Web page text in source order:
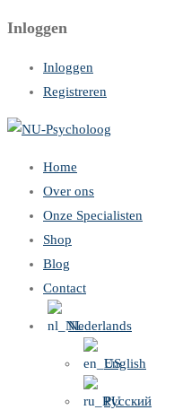
Inloggen
Inloggen
Registreren
Home
Over ons
Onze Specialisten
Shop
Blog
Contact
Nederlands
English
Русский